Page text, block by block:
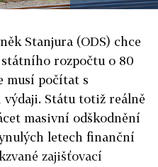
Stanjura (ODS) chce
rozpočtu o 80
musí počítat s
Státu totiž reálně
masivní odškodnění
letech finanční
zajišťovací